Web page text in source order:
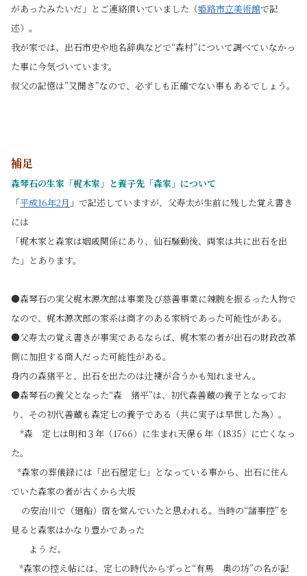
があったみたいだ」とご連絡頂いていました（姫路市立美術館で記
述）。
我が家では、出石市史や地名辞典などで“森村”について調べていなかっ
た事に今気づいています。
叔父の記憶は”又聞き”なので、必ずしも正確でない事もあるでしょう。
補足
森琴石の生家「梶木家」 と養子先「森家」について
「平成16年2月 」で記述していますが、父寿太が生前に残した覚え書き
には
「梶木家と森家は姻戚関係にあり、仙石騒動後、両家は共に出石を出
た」とあります。
●森琴石の実父梶木源次郎は事業及び慈善事業に辣腕を振るった人物で
なので、梶木源次郎の家系は商才のある家柄であった可能性がある。
●父寿太の覚え書きが事実であるならば、梶木家の者が出石の財政改革
側に加担する商人だった可能性がある。
身内の森猪平と、出石を出たのは辻褄が合うかも知れません。
●森琴石の養父となった“森 猪平”は、初代森善蔵の養子となってお
り、その初代善蔵も森定七の養子である（共に実子は早世した為）。
*森 定七は明和３年（1766）に生まれ天保６年（1835）に亡くなっ
た。
*森家の葬儀録には「出石屋定七」となっている事から、出石に住ん
でいた森家の者が古くから大坂
の安治川で（廻船）宿を営んでいたと思われる。当時の“諸事控”を
見ると森家はかなり豊かであった
よう だ。
*森家の控え帖には、定七の時代からずっと“有馬 奥の坊”の名が記